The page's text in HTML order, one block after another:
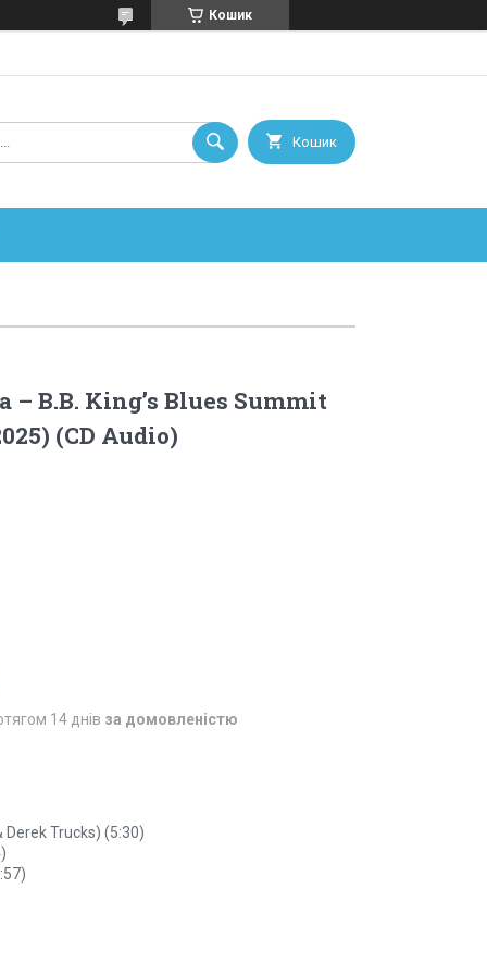
Кошик
Кошик
– B.B. King’s Blues Summit
(CD Audio)
14 днів за домовленістю
Derek Trucks) (5:30)